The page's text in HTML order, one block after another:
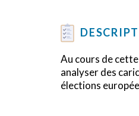
Au cours de
analyser des
élections